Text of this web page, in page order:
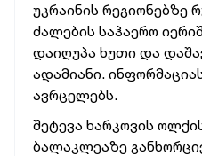
უკრაინის რეგიონებზე
ძალების საჰაერო
დაიღუპა ხუთი და
ადამიანი.
ავრცელებს.
შეტევა ხარკოვის
ბალაკლეაზე